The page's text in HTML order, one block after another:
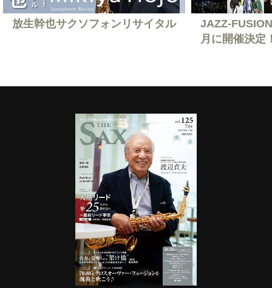
放生幹也サクソフォンリサイタル
JAZZ-
月に開催決定